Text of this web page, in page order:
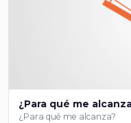
¿Para qué me
¿Para qué me alcanza?